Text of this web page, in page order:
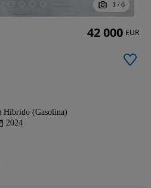
1 / 6
Híbrido (Gasolina)
2024
42 000 EUR